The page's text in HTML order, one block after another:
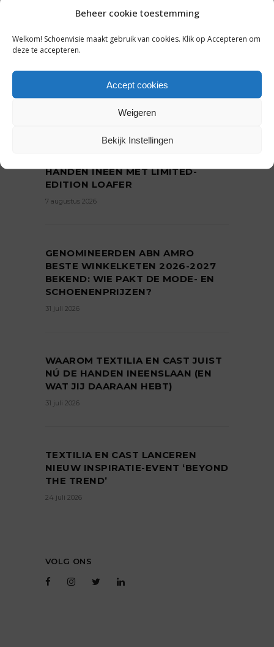
Beheer cookie toestemming
Welkom! Schoenvisie maakt gebruik van cookies. Klik op Accepteren om
deze te accepteren.
Accept cookies
Weigeren
Bekijk Instellingen
HANDEN INEEN MET LIMITED-
EDITION LOAFER
7 augustus 2026
GENOMINEERDEN ABN AMRO
BESTE WINKELKETEN 2026-2027
BEKEND: WIE PAKT DE MODE- EN
SCHOENENPRIJZEN?
31 juli 2026
WAAROM TEXTILIA EN CAST JUIST
NÚ DE HANDEN INEENSLAAN (EN
WAT JIJ DAARAAN HEBT)
31 juli 2026
TEXTILIA EN CAST LANCEREN
NIEUW INSPIRATIE-EVENT ‘BEYOND
THE TREND’
24 juli 2026
VOLG ONS